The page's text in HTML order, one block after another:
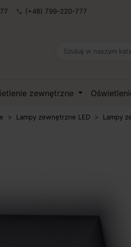
phone (+48) 799-220-777
zewnętrzne
Lampy zewnętrzne LED Lampy